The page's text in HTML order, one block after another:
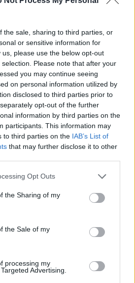
the sale, sharing to third parties, or
or sensitive information for
please use the below opt-out
Please note that after your
you may continue seeing
on personal information utilized by
disclosed to third parties prior to
opt-out of the further
information by third parties on the
participants. This information may
to third parties on the IAB’s List of
that may further disclose it to other
Opt Outs
the Sharing of my
the Sale of my
processing my
Advertising.
Ministerstvo kultury ČR, zápůjčky
Beneš
Glalerie Františka Drtikola
Tomáš Garrigue Masaryk
a dvě
Jinečtí dělostřelci se chystají na